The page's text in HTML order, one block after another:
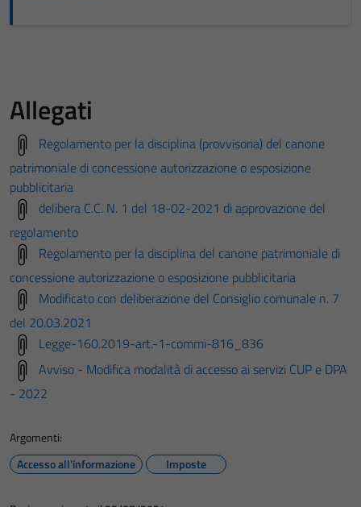
Allegati
Regolamento per la disciplina (provvisoria) del canone
patrimoniale di concessione autorizzazione o esposizione
pubblicitaria
delibera C.C. N. 1 del 18-02-2021 di approvazione del
regolamento
Regolamento per la disciplina del canone patrimoniale di
concessione autorizzazione o esposizione pubblicitaria
Modificato con deliberazione del Consiglio comunale n. 7
del 20.03.2021
Legge-160.2019-art.-1-commi-816_836
Avviso - Modifica modalità di accesso ai servizi CUP e DPA
- 2022
Argomenti:
Accesso all'informazione
Imposte